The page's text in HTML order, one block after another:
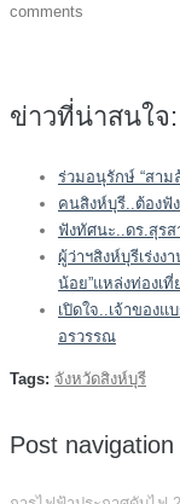
comments
ข่าวที่น่าสนใจ:
ร่วมอนุรักษ์ “สาม
คนสิงห์บุรี..ต้องฟั
ฟังทัศนะ..ดร.สุร
ผู้ว่าฯสิงห์บุรีเร่ง
น้อย”แหล่งท่องเที่
เปิดใจ..เจ้าของ
อรวรรณ
Tags: จังหวัดสิงห์บุรี
Post navigation